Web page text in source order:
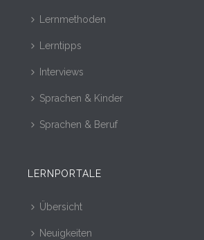
Lernmethoden
Lerntipps
Interviews
Sprachen & Kinder
Sprachen & Beruf
LERNPORTALE
Übersicht
Neuigkeiten